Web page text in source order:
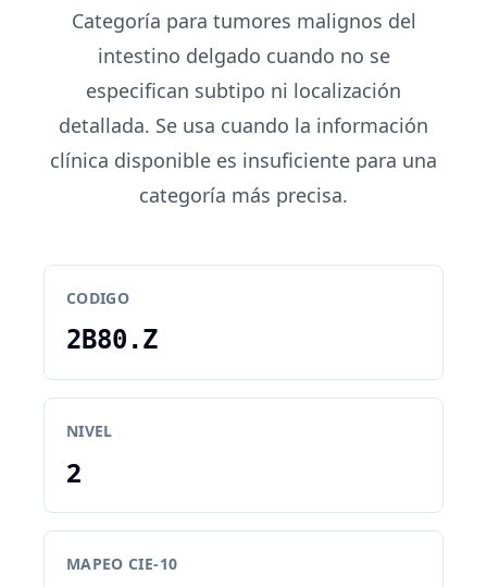
Categoría para tumores malignos del
intestino delgado cuando no se
especifican subtipo ni localización
detallada. Se usa cuando la información
clínica disponible es insuficiente para una
categoría más precisa.
CODIGO
2B80.Z
NIVEL
2
MAPEO CIE-10